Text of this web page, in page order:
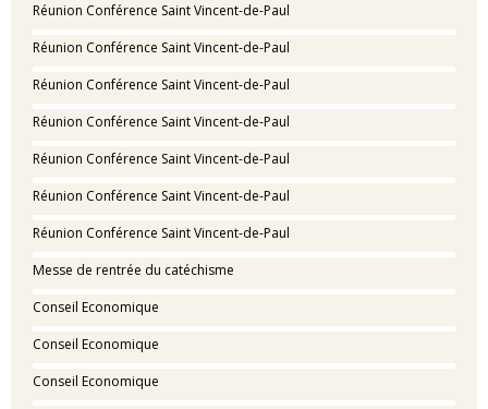
Réunion Conférence Saint Vincent-de-Paul
Réunion Conférence Saint Vincent-de-Paul
Réunion Conférence Saint Vincent-de-Paul
Réunion Conférence Saint Vincent-de-Paul
Réunion Conférence Saint Vincent-de-Paul
Réunion Conférence Saint Vincent-de-Paul
Réunion Conférence Saint Vincent-de-Paul
Messe de rentrée du catéchisme
Conseil Economique
Conseil Economique
Conseil Economique